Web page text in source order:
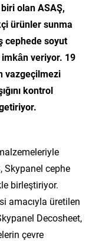
olan ASAŞ,
ürünler sunma
cephede soyut
imkân veriyor. 19
vazgeçilmezi
kontrol
Skypanel cephe
birleştiriyor.
amacıyla üretilen
Decosheet,
çevre